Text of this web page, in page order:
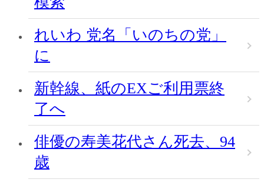
れいわ 党名「いのちの党」
に
新幹線、紙のEXご利用票終
了へ
俳優の寿美花代さん死去、94
歳